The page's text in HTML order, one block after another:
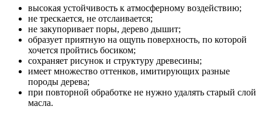
высокая устойчивость к атмосферному воздействию;
не трескается, не отслаивается;
не закупоривает поры, дерево дышит;
образует приятную на ощупь поверхность, по которой
хочется пройтись босиком;
сохраняет рисунок и структуру древесины;
имеет множество оттенков, имитирующих разные
породы дерева;
при повторной обработке не нужно удалять старый слой
масла.